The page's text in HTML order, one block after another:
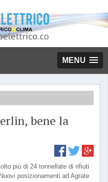
MENU
bene la
più di 24 tonnellate di rifiuti
posizionamenti ad Agrate